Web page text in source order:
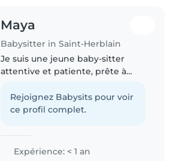
Maya
Babysitter in Saint-Herblain
Je suis une jeune baby-sitter
attentive et patiente, prête à
préscolaire ou scolaire. Avec un
bon niveau de français et des
Rejoignez Babysits pour voir
ce profil complet.
Expérience: < 1 an